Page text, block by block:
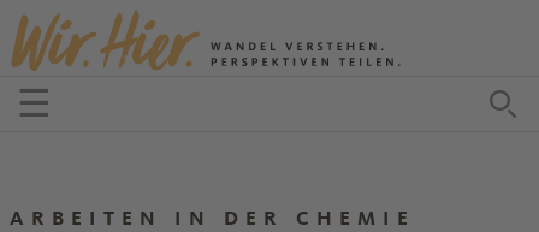
Zum Inhalt springen
☰Menü öffnen
ARBEITEN IN DER CHEMIE